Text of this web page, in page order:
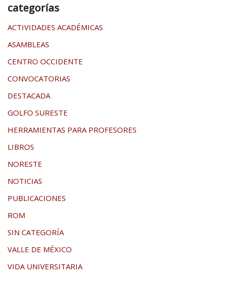
categorías
ACTIVIDADES ACADÉMICAS
ASAMBLEAS
CENTRO OCCIDENTE
CONVOCATORIAS
DESTACADA
GOLFO SURESTE
HERRAMIENTAS PARA PROFESORES
LIBROS
NORESTE
NOTICIAS
PUBLICACIONES
ROM
SIN CATEGORÍA
VALLE DE MÉXICO
VIDA UNIVERSITARIA